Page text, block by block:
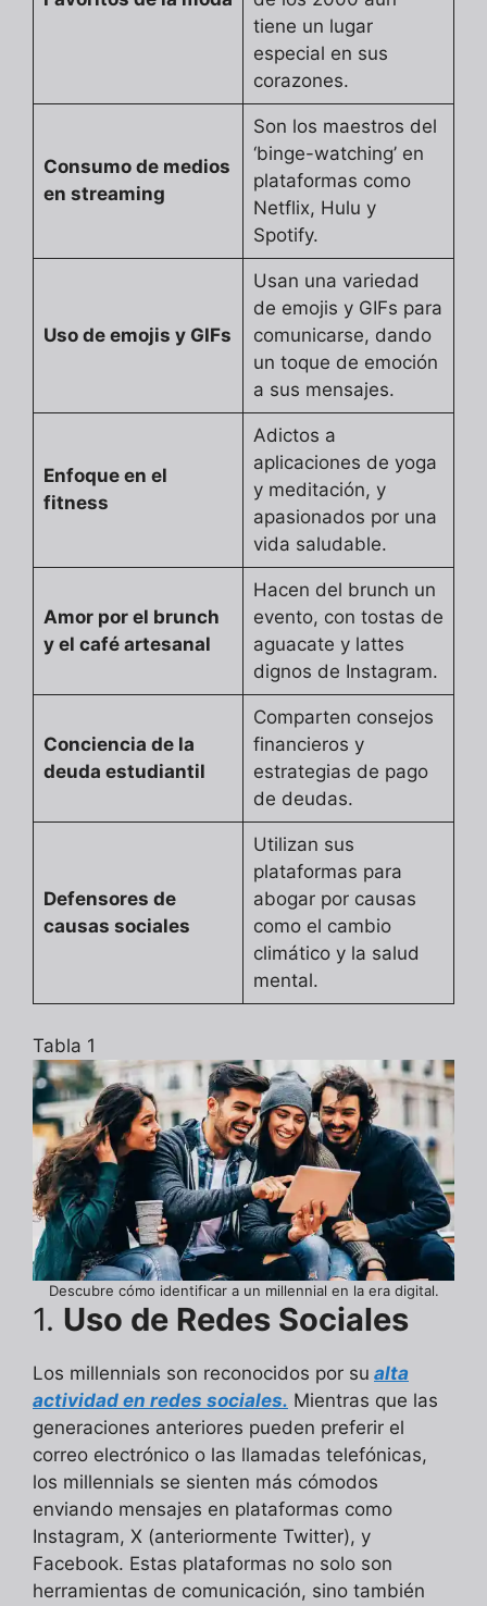
tiene un lugar
especial en sus
corazones.
Consumo de medios
en streaming
Son los maestros del
‘binge-watching’ en
plataformas como
Netflix, Hulu y
Spotify.
Uso de emojis y GIFs
Usan una variedad
de emojis y GIFs para
comunicarse, dando
un toque de emoción
a sus mensajes.
Enfoque en el
fitness
Adictos a
aplicaciones de yoga
y meditación, y
apasionados por una
vida saludable.
Amor por el brunch
y el café artesanal
Hacen del brunch un
evento, con tostas de
aguacate y lattes
dignos de Instagram.
Conciencia de la
deuda estudiantil
Comparten consejos
financieros y
estrategias de pago
de deudas.
Defensores de
causas sociales
Utilizan sus
plataformas para
abogar por causas
como el cambio
climático y la salud
mental.
Tabla 1
Descubre cómo identificar a un millennial en la era digital.
1. Uso de Redes Sociales
Los millennials son reconocidos por su alta
actividad en redes sociales. Mientras que las
generaciones anteriores pueden preferir el
correo electrónico o las llamadas telefónicas,
los millennials se sienten más cómodos
enviando mensajes en plataformas como
Instagram, X (anteriormente Twitter), y
Facebook. Estas plataformas no solo son
herramientas de comunicación, sino también